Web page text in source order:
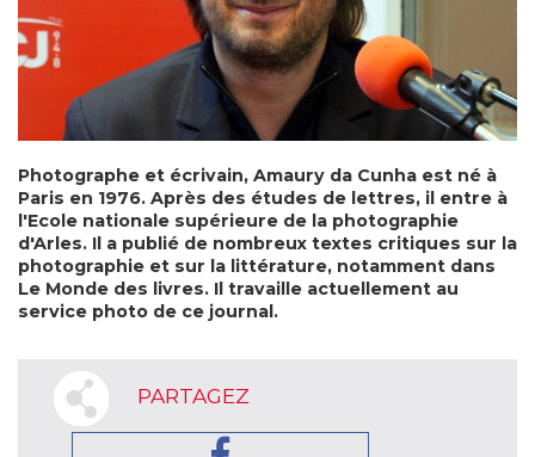
Photographe et écrivain, Amaury da Cunha est né à
Paris en 1976. Après des études de lettres, il entre à
l'Ecole nationale supérieure de la photographie
d'Arles. Il a publié de nombreux textes critiques sur la
photographie et sur la littérature, notamment dans
Le Monde des livres. Il travaille actuellement au
service photo de ce journal.
PARTAGEZ